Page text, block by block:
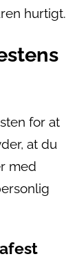
hurtigt.
for at
at du
med